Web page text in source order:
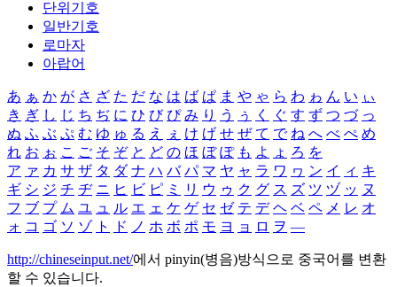
단위기호
일반기호
로마자
아랍어
あ ぁ か が さ ざ た だ な は ば ぱ ま や ゃ ら わ ゎ ん い ぃ
き ぎ し じ ち ぢ に ひ び ぴ み り う ぅ く ぐ す ず つ づ っ
ぬ ふ ぶ ぷ む ゆ ゅ る え ぇ け げ せ ぜ て で ね へ べ ぺ め
れ お ぉ こ ご そ ぞ と ど の ほ ぼ ぽ も よ ょ ろ を
ア ァ カ サ ザ タ ダ ナ ハ バ パ マ ヤ ャ ラ ワ ヮ ン イ ィ キ
ギ シ ジ チ ヂ ニ ヒ ビ ピ ミ リ ウ ゥ ク グ ス ズ ツ ヅ ッ ヌ
フ ブ プ ム ユ ュ ル エ ェ ケ ゲ セ ゼ テ デ ヘ ベ ペ メ レ オ
ォ コ ゴ ソ ゾ ト ド ノ ホ ボ ポ モ ヨ ョ ロ ヲ ―
http://chineseinput.net/에서 pinyin(병음)방식으로 중국어를 변환
할 수 있습니다.